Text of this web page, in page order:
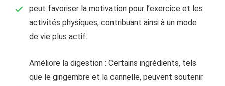
peut favoriser la motivation pour l’exercice et les
activités physiques, contribuant ainsi à un mode
de vie plus actif.
Améliore la digestion : Certains ingrédients, tels
que le gingembre et la cannelle, peuvent soutenir